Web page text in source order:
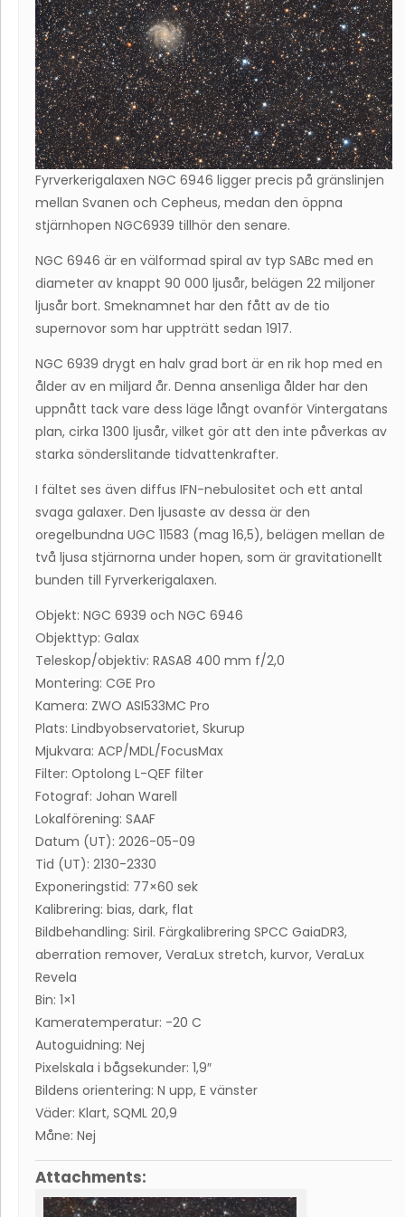
Fyrverkerigalaxen NGC 6946 ligger precis på gränslinjen
mellan Svanen och Cepheus, medan den öppna
stjärnhopen NGC6939 tillhör den senare.
NGC 6946 är en välformad spiral av typ SABc med en
diameter av knappt 90 000 ljusår, belägen 22 miljoner
ljusår bort. Smeknamnet har den fått av de tio
supernovor som har uppträtt sedan 1917.
NGC 6939 drygt en halv grad bort är en rik hop med en
ålder av en miljard år. Denna ansenliga ålder har den
uppnått tack vare dess läge långt ovanför Vintergatans
plan, cirka 1300 ljusår, vilket gör att den inte påverkas av
starka sönderslitande tidvattenkrafter.
I fältet ses även diffus IFN-nebulositet och ett antal
svaga galaxer. Den ljusaste av dessa är den
oregelbundna UGC 11583 (mag 16,5), belägen mellan de
två ljusa stjärnorna under hopen, som är gravitationellt
bunden till Fyrverkerigalaxen.
Objekt: NGC 6939 och NGC 6946
Objekttyp: Galax
Teleskop/objektiv: RASA8 400 mm f/2,0
Montering: CGE Pro
Kamera: ZWO ASI533MC Pro
Plats: Lindbyobservatoriet, Skurup
Mjukvara: ACP/MDL/FocusMax
Filter: Optolong L-QEF filter
Fotograf: Johan Warell
Lokalförening: SAAF
Datum (UT): 2026-05-09
Tid (UT): 2130-2330
Exponeringstid: 77×60 sek
Kalibrering: bias, dark, flat
Bildbehandling: Siril. Färgkalibrering SPCC GaiaDR3,
aberration remover, VeraLux stretch, kurvor, VeraLux
Revela
Bin: 1×1
Kameratemperatur: -20 C
Autoguidning: Nej
Pixelskala i bågsekunder: 1,9″
Bildens orientering: N upp, E vänster
Väder: Klart, SQML 20,9
Måne: Nej
Attachments: